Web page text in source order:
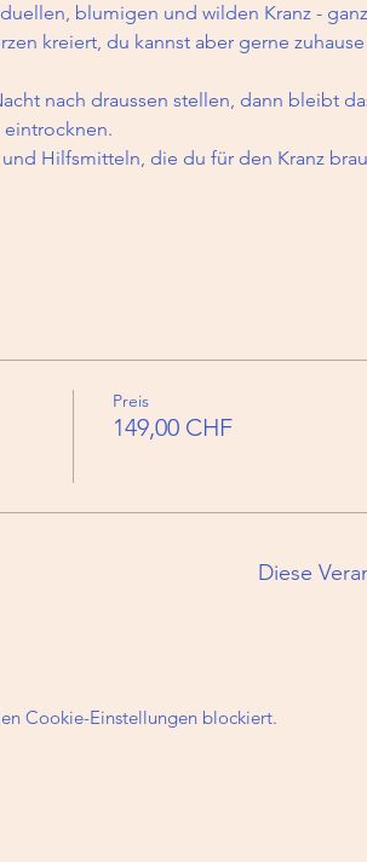
blumigen und wilden Kranz -
kreiert, du kannst aber gerne
nach draussen stellen, dann bleibt
eintrocknen.
Hilfsmitteln, die du für den Kranz
Preis
149,00 CHF
Diese
Cookie-Einstellungen blockiert.